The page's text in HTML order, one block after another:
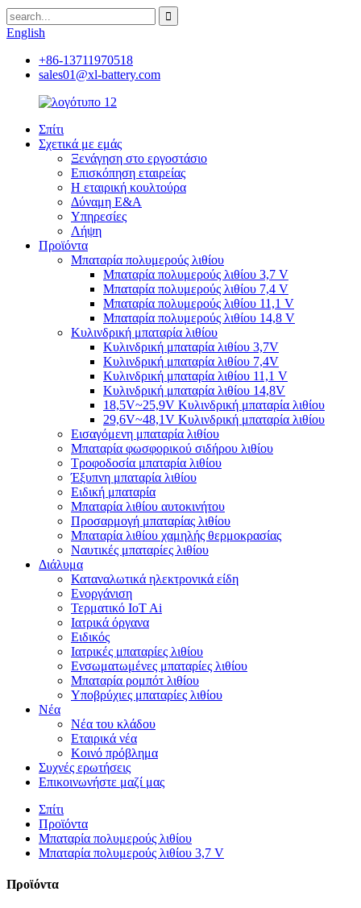
English
+86-13711970518
sales01@xl-battery.com
Σπίτι
Σχετικά με εμάς
Ξενάγηση στο εργοστάσιο
Επισκόπηση εταιρείας
Η εταιρική κουλτούρα
Δύναμη Ε&Α
Υπηρεσίες
Λήψη
Προϊόντα
Μπαταρία πολυμερούς λιθίου
Μπαταρία πολυμερούς λιθίου 3,7 V
Μπαταρία πολυμερούς λιθίου 7,4 V
Μπαταρία πολυμερούς λιθίου 11,1 V
Μπαταρία πολυμερούς λιθίου 14,8 V
Κυλινδρική μπαταρία λιθίου
Κυλινδρική μπαταρία λιθίου 3,7V
Κυλινδρική μπαταρία λιθίου 7,4V
Κυλινδρική μπαταρία λιθίου 11,1 V
Κυλινδρική μπαταρία λιθίου 14,8V
18,5V~25,9V Κυλινδρική μπαταρία λιθίου
29,6V~48,1V Κυλινδρική μπαταρία λιθίου
Εισαγόμενη μπαταρία λιθίου
Μπαταρία φωσφορικού σιδήρου λιθίου
Τροφοδοσία μπαταρία λιθίου
Έξυπνη μπαταρία λιθίου
Ειδική μπαταρία
Μπαταρία λιθίου αυτοκινήτου
Προσαρμογή μπαταρίας λιθίου
Μπαταρία λιθίου χαμηλής θερμοκρασίας
Ναυτικές μπαταρίες λιθίου
Διάλυμα
Καταναλωτικά ηλεκτρονικά είδη
Ενοργάνιση
Τερματικό IoT Ai
Ιατρικά όργανα
Ειδικός
Ιατρικές μπαταρίες λιθίου
Ενσωματωμένες μπαταρίες λιθίου
Μπαταρία ρομπότ λιθίου
Υποβρύχιες μπαταρίες λιθίου
Νέα
Νέα του κλάδου
Εταιρικά νέα
Κοινό πρόβλημα
Συχνές ερωτήσεις
Επικοινωνήστε μαζί μας
Σπίτι
Προϊόντα
Μπαταρία πολυμερούς λιθίου
Μπαταρία πολυμερούς λιθίου 3,7 V
Προϊόντα